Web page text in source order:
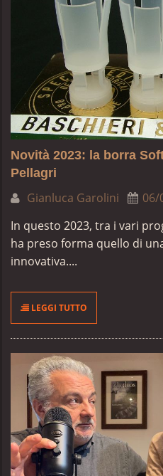
Novità 2023: la borra
Pellagri
Gianluca Garolini
06/
In questo 2023, tra i vari
ha preso forma quello di
innovativa....
LEGGI TUTTO